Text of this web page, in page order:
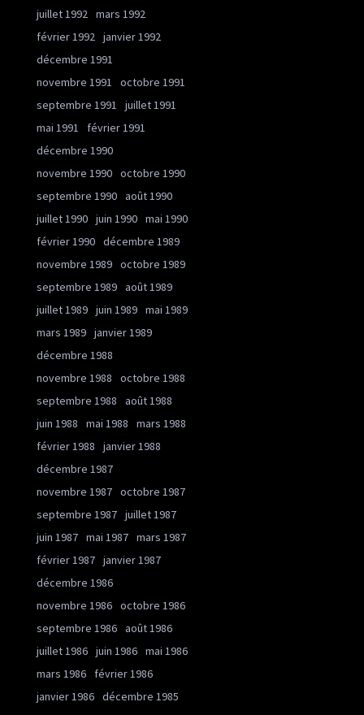
juillet 1992 mars 1992
février 1992 janvier 1992
décembre 1991
novembre 1991
octobre 1991
septembre 1991
juillet 1991
mai 1991
février 1991
décembre 1990
novembre 1990 octobre 1990
septembre 1990 août 1990
juillet 1990 juin 1990 mai 1990
février 1990 décembre 1989
novembre 1989 octobre 1989
septembre 1989 août 1989
juillet 1989 juin 1989 mai 1989
mars 1989 janvier 1989
décembre 1988
novembre 1988
octobre 1988
septembre 1988
août 1988
juin 1988
mai 1988
mars 1988
février 1988
janvier 1988
décembre 1987
novembre 1987 octobre 1987
septembre 1987 juillet 1987
juin 1987 mai 1987 mars 1987
février 1987 janvier 1987
décembre 1986
novembre 1986 octobre 1986
septembre 1986 août 1986
juillet 1986 juin 1986 mai 1986
mars 1986
février 1986
janvier 1986 décembre 1985